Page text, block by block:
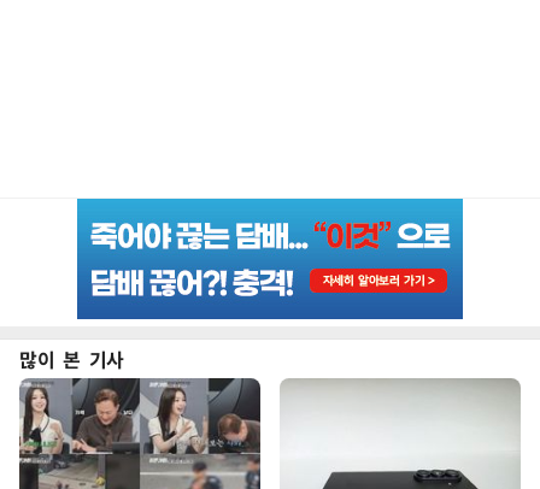
많이 본 기사